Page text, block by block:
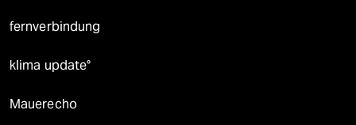
fernverbindung
klima update°
Mauerecho